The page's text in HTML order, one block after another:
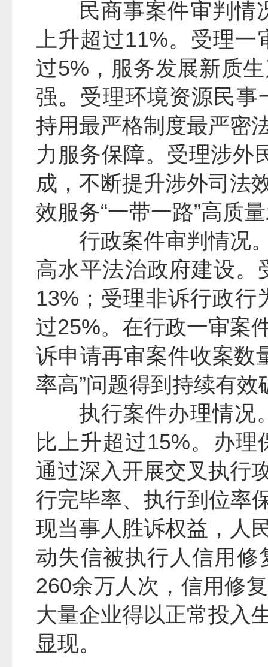
民商事案件审判情
上升超过11%。受理
过5%，服务发展新质
强。受理环境资源民
持用最严格制度最严密
力服务保障。受理涉外
成，不断提升涉外司法
效服务“一带一路”高质
行政案件审判情况
高水平法治政府建设
13%；受理非诉行政
过25%。在行政一审案
诉申请再审案件收案数
率高”问题得到持续有效
执行案件办理情况
比上升超过15%。办
通过深入开展交叉执行
行完毕率、执行到位率
现当事人胜诉权益，人
动失信被执行人信用
260余万人次，信用修
大量企业得以正常投入
显现。